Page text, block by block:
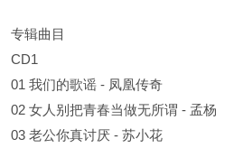
专辑曲目
CD1
01 我们的歌谣 - 凤凰传奇
02 女人别把青春当做无所谓 - 孟杨
03 老公你真讨厌 - 苏小花